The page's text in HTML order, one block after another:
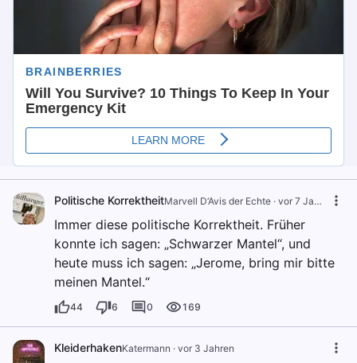
Politische KorrektheitMarvell D‘Avis der Echte · vor 7 Jahren
Immer diese politische Korrektheit. Früher
konnte ich sagen: „Schwarzer Mantel“, und
heute muss ich sagen: „Jerome, bring mir bitte
meinen Mantel.“
44 6 0 169
KleiderhakenKatermann · vor 3 Jahren